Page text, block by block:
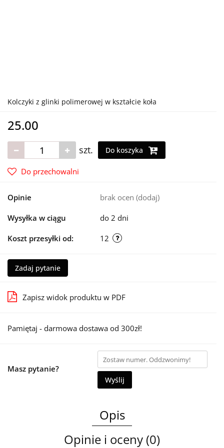
Kolczyki z glinki polimerowej w kształcie koła
25.00
szt. Do koszyka
Do przechowalni
Opinie brak ocen (dodaj)
Wysyłka w ciągu do 2 dni
Koszt przesyłki od: 12
Zadaj pytanie
Zapisz widok produktu w PDF
Pamiętaj - darmowa dostawa od 300zł!
Masz pytanie?
Wyślij
Opis
Opinie i oceny (0)